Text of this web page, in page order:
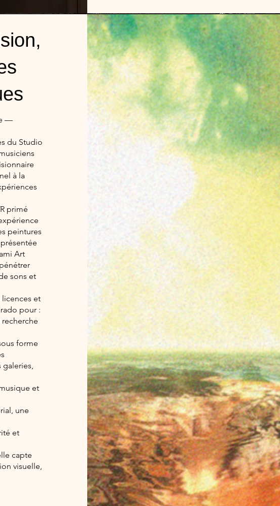
—
du Studio
à la
primé
peintures
Art
sons et
licences et
pour :
forme
galeries,
et
une
et
capte
visuelle,